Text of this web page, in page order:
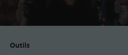
Outils